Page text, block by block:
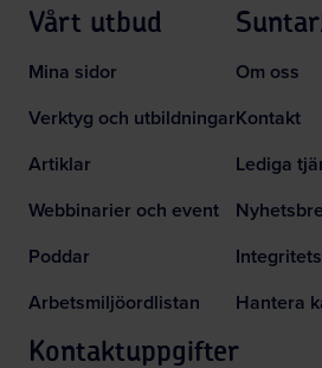
Vårt utbud
Mina sidor
Verktyg och utbildningar
Artiklar
Webbinarier och event
Poddar
Arbetsmiljöordlistan
Om oss
Kontakt
Lediga
Hantera
Kontaktuppgifter